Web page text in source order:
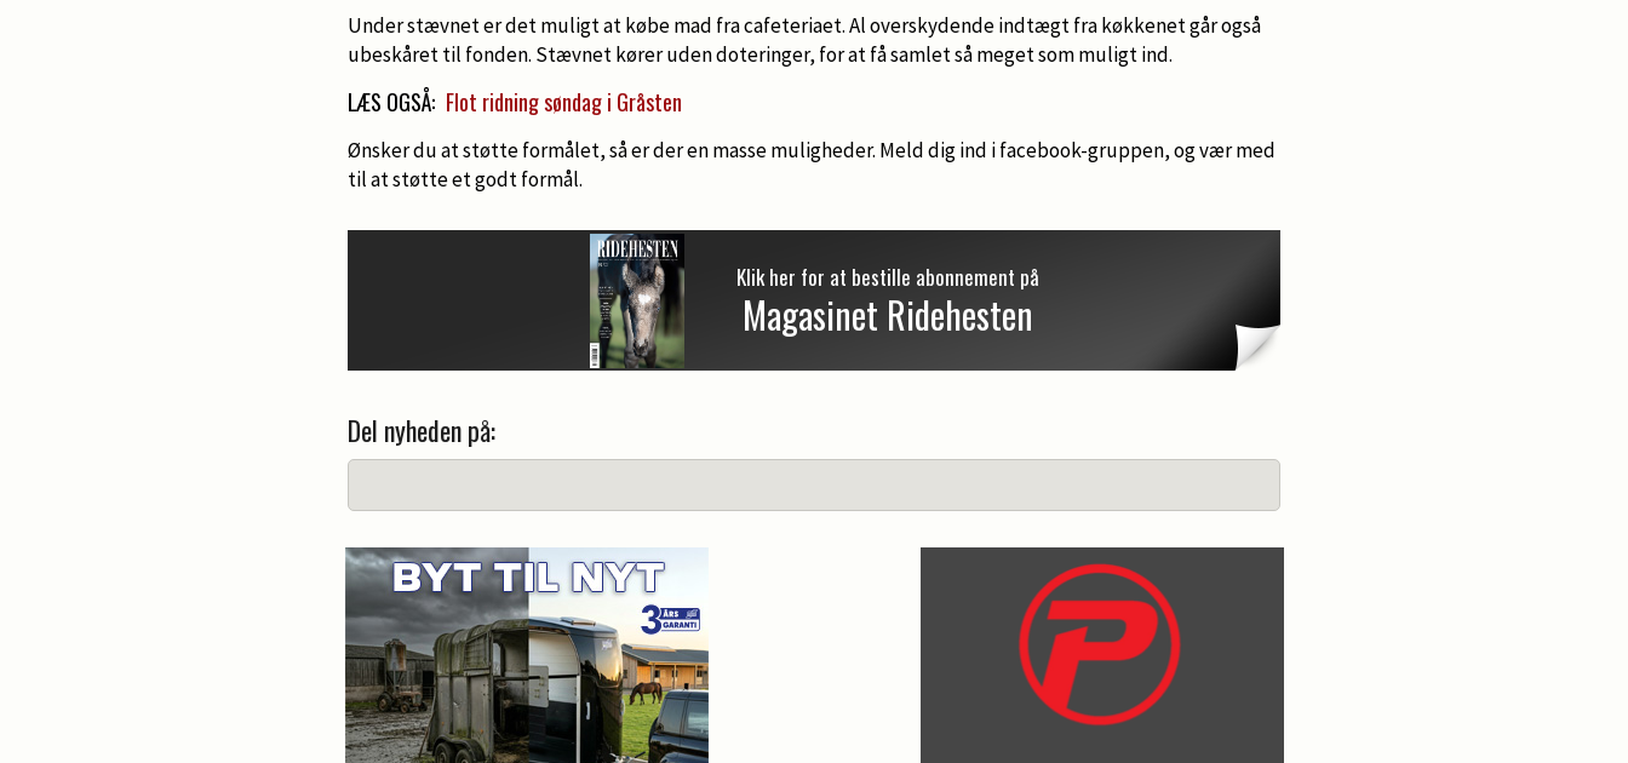
Under stævnet er det muligt at købe mad fra cafeteriaet. Al overskydende indtægt fra køkkenet går også
ubeskåret til fonden. Stævnet kører uden doteringer, for at få samlet så meget som muligt ind.
LÆS OGSÅ: Flot ridning søndag i Gråsten
Ønsker du at støtte formålet, så er der en masse muligheder. Meld dig ind i facebook-gruppen, og vær med
til at støtte et godt formål.
Klik her for at bestille abonnement på
Magasinet Ridehesten
Del nyheden på: